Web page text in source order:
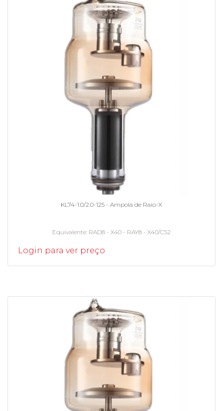
KL74-1.0/2.0-125 - Ampola de Raio-X
Equivalente RAD8 - X40 - RAY8 - X40/C52
Login para ver preço